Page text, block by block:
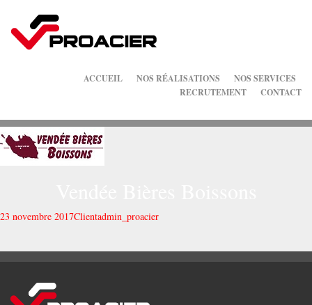
ACCUEIL NOS RÉALISATIONS
NOS SERVICES
RECRUTEMENT
CONTACT
23 novembre 2017Clientadmin_proacier